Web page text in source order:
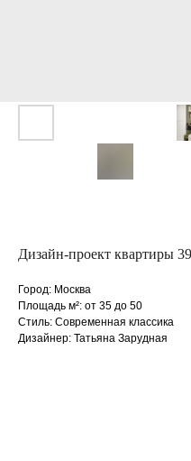
Дизайн-проект квартиры
Город: Москва
Площадь м²: от 35 до 50
Стиль: Современная классика
Дизайнер: Татьяна Зарудная